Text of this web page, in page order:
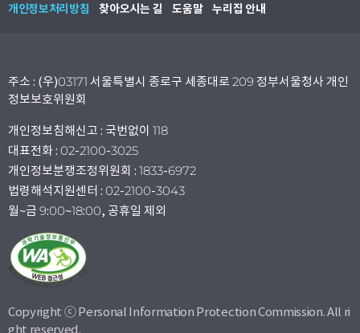
개인정보처리방침 찾아오시는 길 도움말 누리집 안내
주소 : (우)03171 서울특별시 종로구 세종대로 209 정부서울청사 개인
정보보호위원회
개인정보침해신고 : 국번없이 118
대표전화 : 02-2100-3025
개인정보분쟁조정위원회 : 1833-6972
법령해석지원센터 : 02-2100-3043
월~금 9:00~18:00, 공휴일 제외
Copyright ⓒ Personal Information Protection Commission. All ri
ght reserved.